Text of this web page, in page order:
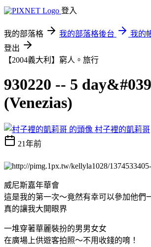
登入
我的部落格 我的部落格後台
我的
登出
【2004義大利】窮人。旅行
930220 -- 5
(Venezias)
村子裡的凱莉哥
21年前
威尼斯嘉年華會
這是我的第一次～竟然有幸可以參加他們
真的讓我大開眼界
一堆穿著華麗裝扮的男男女女
在廣場上供遊客拍照～不用收錢的唷！